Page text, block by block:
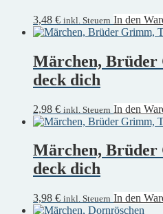
3,48 € inkl. Steuern In den
Märchen,
deck dich
2,98 € inkl. Steuern In den
Märchen,
deck dich
3,98 € inkl. Steuern In den